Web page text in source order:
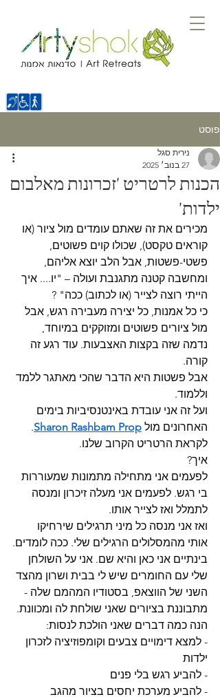
פוסט
הכנות לרטריט 'זכרונות מאלבום
ילדות'
נירית סגל
27 בנוב׳ 2025
מכירים את זה שאתם עומדים מול ציור (או
קוראים טקסט), שכולו קוים פשוטים,
פשטי-פשטות, אבל הלב יוצא אליהם,
ומחשבה קטנה מתגנבת ועולה – "יו.... איך
הייתי רוצה לצייר (או לכתוב) ככה" ?
כי כל אמנות, כל יצירה מעבירה רגש, אבל
מול ציורים פשוטים ומזוקקים במיוחד,
נדמה שזה בקצות האצבעות. עוד רגע זה
קורה.
אבל פשטות היא הדבר שהכי מאתגר ללמד
וללמוד.
ועל זה אני עובדת באינטנסיביות בימים
האחרונים מול Sharon Rashbam Prop
.
לקראת הרטריט הקרוב שלנו.
איך?
לפעמים אני מתחילה מתמונות שמעוררות
בי רגש. לפעמים אני מעלה זיכרון ומנסה
לתמלל ואז לצייר אותו.
ואז אני מנסה כל מיני תרגילים שירחיקו
אותי מהמסלולים הרגילים שלי. ככה לומדים.
בינתיים אני כאן והיא שם. אני על השולחן
שלי עם החומרים שיש לי בבית ושרון מהצד
השני של הווצאפ, בסטודיו המהמם שלה -
מתבוננת בציורים שאני שולחת לה ומכוונת.
הנה כמה דברים שאני הולכת לנסות:
- למצא דימויים צבעים וקומפוזיציה לזכרון
ילדות
- להביע רגש בלי פנים
- להביע מערכת יחסים בציור מהגב